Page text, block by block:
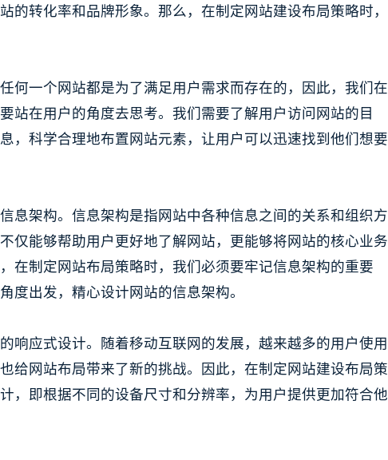
的转化率和品牌形象。那么，在制定网站建设布局策略时，
何一个网站都是为了满足用户需求而存在的，因此，我们在
站在用户的角度去思考。我们需要了解用户访问网站的目
，科学合理地布置网站元素，让用户可以迅速找到他们想要
息架构。信息架构是指网站中各种信息之间的关系和组织方
仅能够帮助用户更好地了解网站，更能够将网站的核心业务
在制定网站布局策略时，我们必须要牢记信息架构的重要
度出发，精心设计网站的信息架构。
响应式设计。随着移动互联网的发展，越来越多的用户使用
给网站布局带来了新的挑战。因此，在制定网站建设布局策
，即根据不同的设备尺寸和分辨率，为用户提供更加符合他